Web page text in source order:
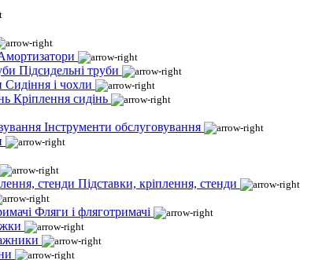
Підсидельні труби
Сидіння і чохли
Кріплення сидінь
Інструменти обслуговування
Підставки, кріплення, стенди
Фляги і фляготримачі